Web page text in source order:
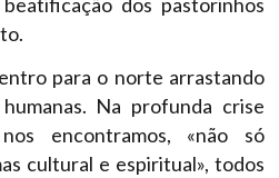
para o norte arrastando
Na profunda crise
encontramos, «não só
cultural e espiritual», todos